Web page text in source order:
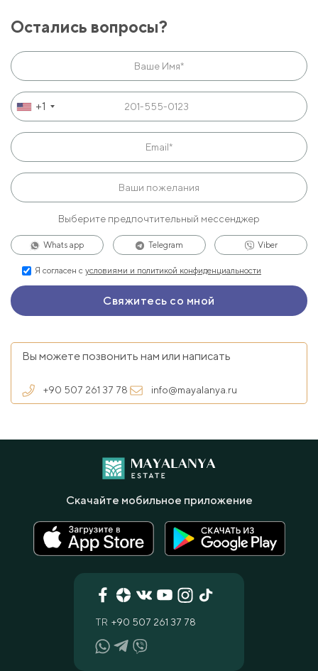
Остались вопросы?
+1
Выберите предпочтительный мессенджер
Whats app Telegram Viber
Я согласен с условиями и политикой конфиденциальности
Вы можете позвонить нам или написать
+90 507 261 37 78 info@mayalanya.ru
TR +90 507 261 37 78
Скачайте мобильное приложение